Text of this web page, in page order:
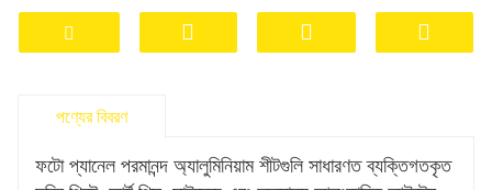
পণ্যের বিবরণ
ফটো প্যানেল পরমানন্দ অ্যালুমিনিয়াম শীটগুলি সাধারণত ব্যক্তিগতকৃত